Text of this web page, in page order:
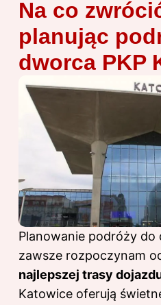
Na co
planując
dworca PKP
Planowanie podróży do
zawsze rozpoczynam
najlepszej trasy
Katowice oferują